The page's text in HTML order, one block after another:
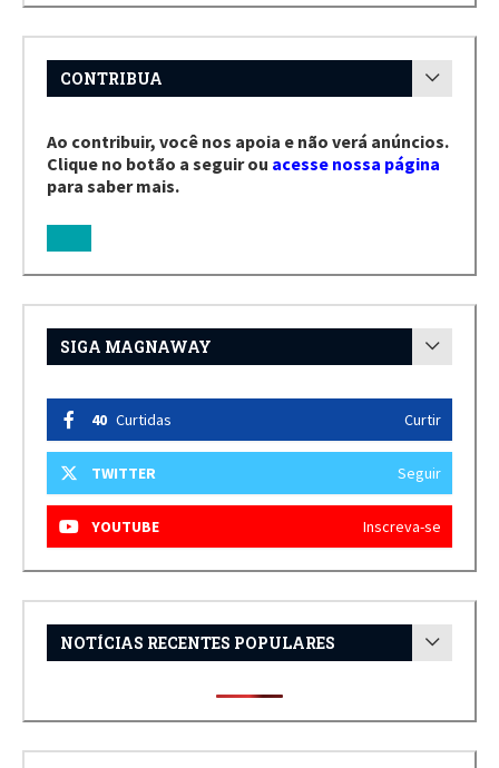
CONTRIBUA
Ao contribuir, você nos apoia e não verá anúncios.
Clique no botão a seguir ou acesse nossa página
para saber mais.
SIGA MAGNAWAY
40 Curtidas Curtir
TWITTER Seguir
YOUTUBE Inscreva-se
NOTÍCIAS RECENTES POPULARES